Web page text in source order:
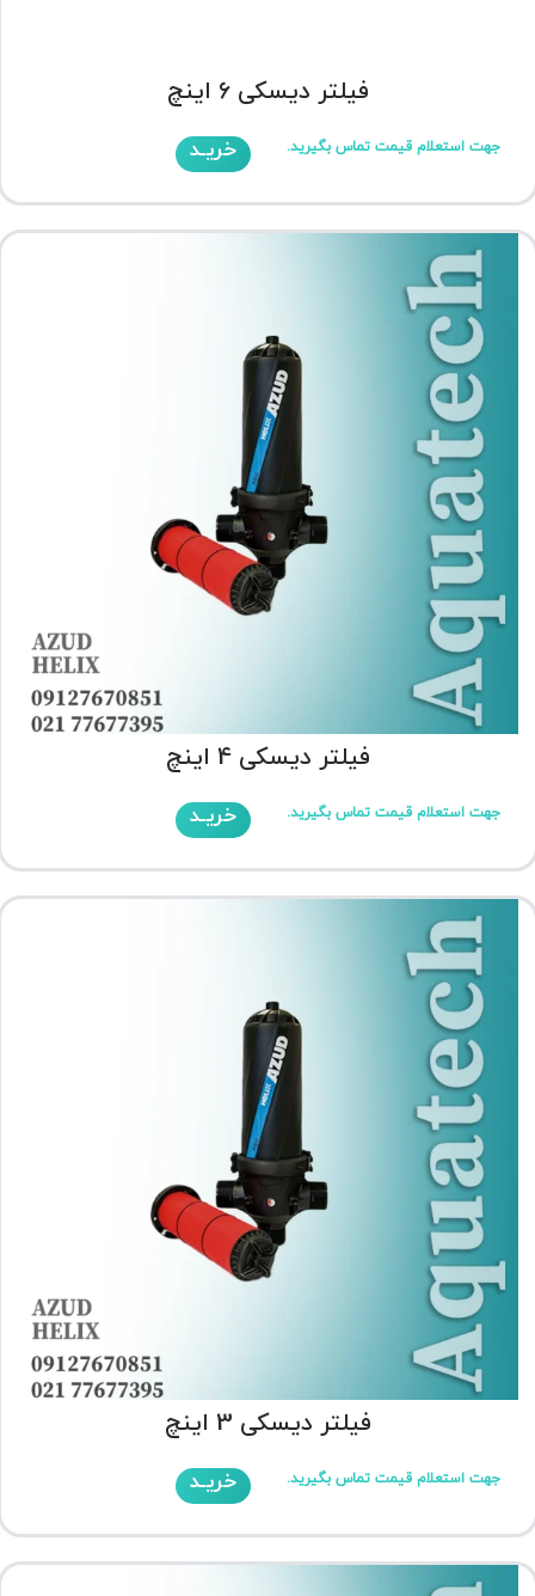
فیلتر دیسکی 6 اینچ
جهت استعلام قیمت تماس بگیرید. خریـد
فیلتر دیسکی 4 اینچ
جهت استعلام قیمت تماس بگیرید. خریـد
فیلتر دیسکی 3 اینچ
جهت استعلام قیمت تماس بگیرید. خریـد